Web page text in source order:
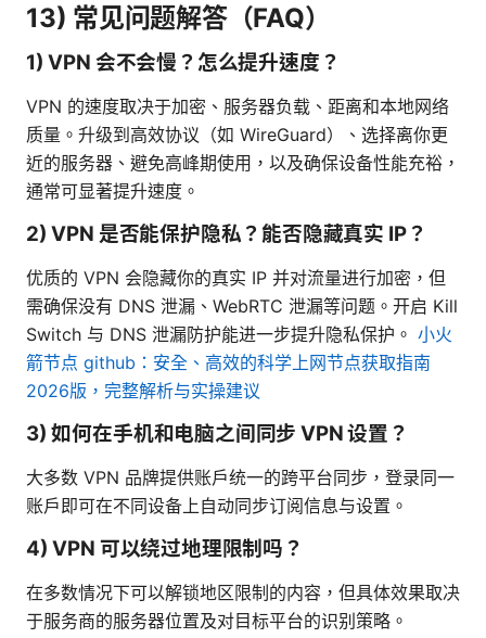
13) 常见问题解答（FAQ）
1) VPN 会不会慢？怎么提升速度？
VPN 的速度取决于加密、服务器负载、距离和本地网络
质量。升级到高效协议（如 WireGuard）、选择离你更
近的服务器、避免高峰期使用，以及确保设备性能充裕，
通常可显著提升速度。
2) VPN 是否能保护隐私？能否隐藏真实 IP？
优质的 VPN 会隐藏你的真实 IP 并对流量进行加密，但
需确保没有 DNS 泄漏、WebRTC 泄漏等问题。开启 Kill
Switch 与 DNS 泄漏防护能进一步提升隐私保护。 小火
箭节点 github：安全、高效的科学上网节点获取指南
2026版，完整解析与实操建议
3) 如何在手机和电脑之间同步 VPN 设置？
大多数 VPN 品牌提供账户统一的跨平台同步，登录同一
账户即可在不同设备上自动同步订阅信息与设置。
4) VPN 可以绕过地理限制吗？
在多数情况下可以解锁地区限制的内容，但具体效果取决
于服务商的服务器位置及对目标平台的识别策略。